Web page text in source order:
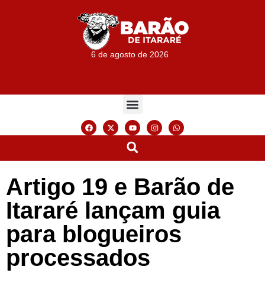
6 de agosto de 2026
Artigo 19 e Barão de
Itararé lançam guia
para blogueiros
processados